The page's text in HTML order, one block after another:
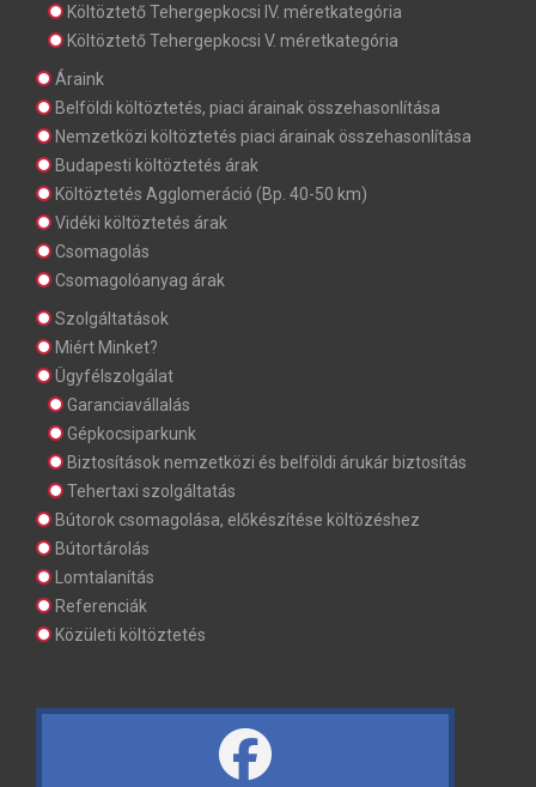
Költöztető Tehergepkocsi IV. méretkategória
Költöztető Tehergepkocsi V. méretkategória
Áraink
Belföldi költöztetés, piaci árainak összehasonlítása
Nemzetközi költöztetés piaci árainak összehasonlítása
Budapesti költöztetés árak
Költöztetés Agglomeráció (Bp. 40-50 km)
Vidéki költöztetés árak
Csomagolás
Csomagolóanyag árak
Szolgáltatások
Miért Minket?
Ügyfélszolgálat
Garanciavállalás
Gépkocsiparkunk
Biztosítások nemzetközi és belföldi árukár biztosítás
Tehertaxi szolgáltatás
Bútorok csomagolása, előkészítése költözéshez
Bútortárolás
Lomtalanítás
Referenciák
Közületi költöztetés
fa